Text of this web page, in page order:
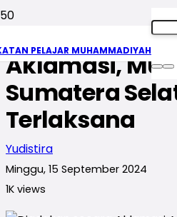
PELAJAR MUHAMMADIYAH
Diadakan
Aklamasi,
Sumatera
Terlaksana
Yudistira
Minggu, 15 September 2024
1K views